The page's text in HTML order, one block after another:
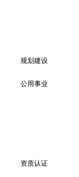
规划建设
公用事业
资质认证